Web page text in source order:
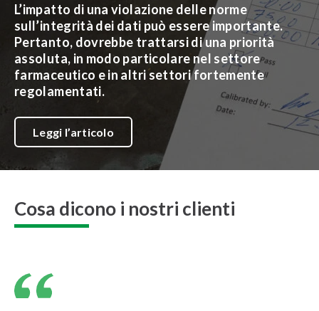
L’impatto di una violazione delle norme
sull’integrità dei dati può essere importante.
Pertanto, dovrebbe trattarsi di una priorità
assoluta, in modo particolare nel settore
farmaceutico e in altri settori fortemente
regolamentati.
Leggi l’articolo
Cosa dicono i nostri clienti